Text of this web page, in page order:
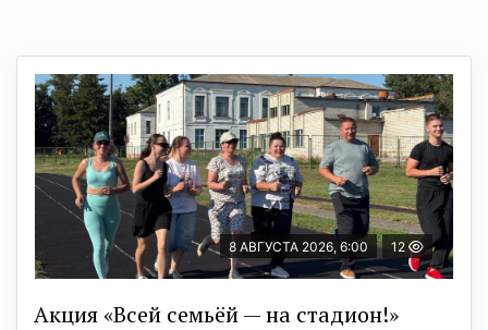
8 АВГУСТА 2026, 6:00 12
Акция «Всей семьёй — на стадион!»